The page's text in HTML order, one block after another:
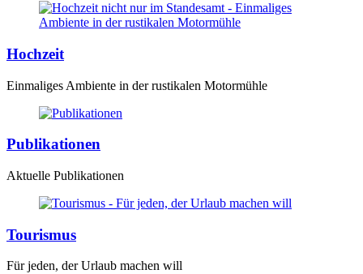
Hochzeit
Einmaliges Ambiente in der rustikalen Motormühle
Publikationen
Aktuelle Publikationen
Tourismus
Für jeden, der Urlaub machen will